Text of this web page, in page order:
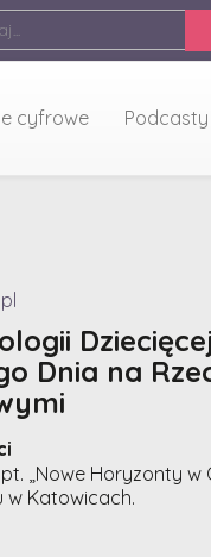
cyfrowe Podcasty
Dnia na
„Nowe Horyzonty w
w Katowicach.